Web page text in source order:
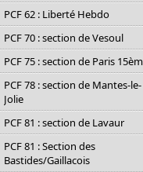
PCF 62 : Liberté Hebdo
PCF 70 : section de Vesoul
PCF 75 : section de Paris
PCF 78 : section de Mantes-le-
Jolie
PCF 81 : section de Lavaur
PCF 81 : Section des
Bastides/Gaillacois